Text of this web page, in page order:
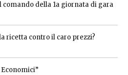
comando della 1a giornata di gara
ricetta contro il caro prezzi?